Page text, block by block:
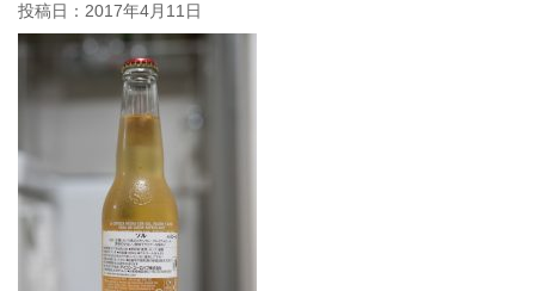
投稿日： 2017年4月11日